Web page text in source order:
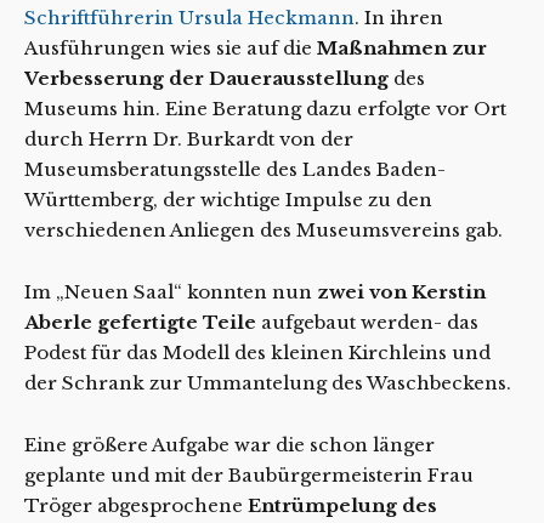
Schriftführerin Ursula Heckmann. In ihren
Ausführungen wies sie auf die Maßnahmen zur
Verbesserung der Dauerausstellung des
Museums hin. Eine Beratung dazu erfolgte vor Ort
durch Herrn Dr. Burkardt von der
Museumsberatungsstelle des Landes Baden-
Württemberg, der wichtige Impulse zu den
verschiedenen Anliegen des Museumsvereins gab.
Im „Neuen Saal“ konnten nun zwei von Kerstin
Aberle gefertigte Teile aufgebaut werden- das
Podest für das Modell des kleinen Kirchleins und
der Schrank zur Ummantelung des Waschbeckens.
Eine größere Aufgabe war die schon länger
geplante und mit der Baubürgermeisterin Frau
Tröger abgesprochene Entrümpelung des